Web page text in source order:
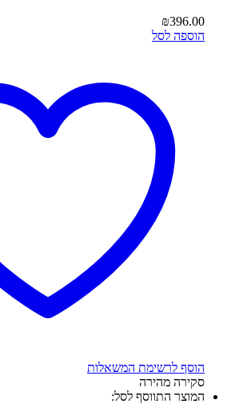
₪396.00
הוספה לסל
הוסף לרשימת המשאלות
סקירה מהירה
המוצר התווסף לסל: